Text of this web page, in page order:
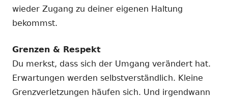
wieder Zugang zu deiner eigenen Haltung
bekommst.
Grenzen & Respekt
Du merkst, dass sich der Umgang verändert hat.
Erwartungen werden selbstverständlich. Kleine
Grenzverletzungen häufen sich. Und irgendwann